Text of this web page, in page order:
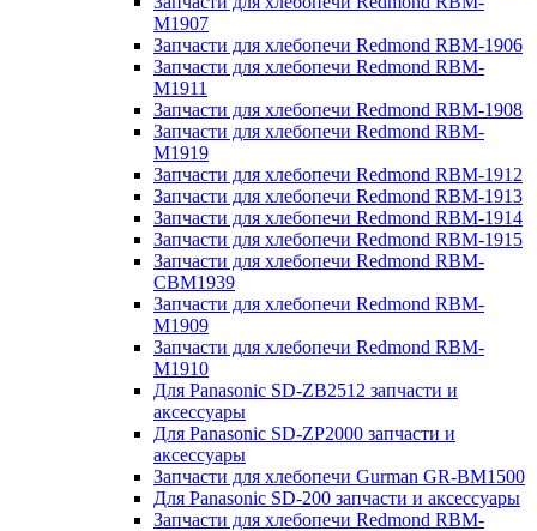
M1907
Запчасти для хлебопечи Redmond RBM-1906
Запчасти для хлебопечи Redmond RBM-
M1911
Запчасти для хлебопечи Redmond RBM-1908
Запчасти для хлебопечи Redmond RBM-
M1919
Запчасти для хлебопечи Redmond RBM-1912
Запчасти для хлебопечи Redmond RBM-1913
Запчасти для хлебопечи Redmond RBM-1914
Запчасти для хлебопечи Redmond RBM-1915
Запчасти для хлебопечи Redmond RBM-
CBM1939
Запчасти для хлебопечи Redmond RBM-
M1909
Запчасти для хлебопечи Redmond RBM-
M1910
Для Panasonic SD-ZB2512 запчасти и
аксессуары
Для Panasonic SD-ZP2000 запчасти и
аксессуары
Запчасти для хлебопечи Gurman GR-BM1500
Для Panasonic SD-200 запчасти и аксессуары
Запчасти для хлебопечи Redmond RBM-